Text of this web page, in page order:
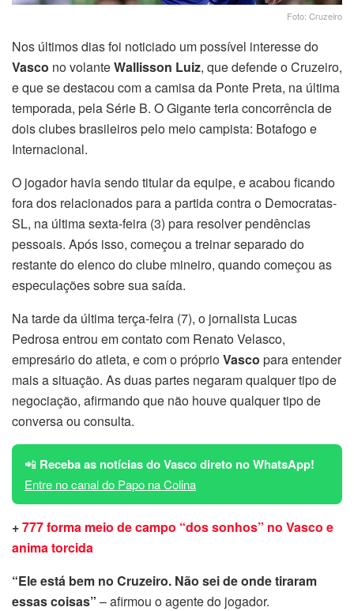
Foto: Cruzeiro
Nos últimos dias foi noticiado um possível interesse do
Vasco no volanteWallisson Luiz, que defende o Cruzeiro,
e que se destacou com a camisa da Ponte Preta, na última
temporada, pela Série B. O Gigante teria concorrência de
dois clubes brasileiros pelo meio campista: Botafogo e
Internacional.
O jogador havia sendo titular da equipe, e acabou ficando
fora dos relacionados para a partida contra o Democratas-
SL, na última sexta-feira (3) para resolver pendências
pessoais. Após isso, começou a treinar separado do
restante do elenco do clube mineiro, quando começou as
especulações sobre sua saída.
Na tarde da última terça-feira (7), o jornalista Lucas
Pedrosa entrou em contato com Renato Velasco,
empresário do atleta, e com o próprioVasco para entender
mais a situação. As duas partes negaram qualquer tipo de
negociação, afirmando que não houve qualquer tipo de
conversa ou consulta.
📲 Receba as notícias do Vasco direto no WhatsApp!
Entre no canal do Papo na Colina
+777 forma meio de campo “dos sonhos” no Vasco e
anima torcida
“Ele está bem no Cruzeiro. Não sei de onde tiraram
essas coisas” – afirmou o agente do jogador.